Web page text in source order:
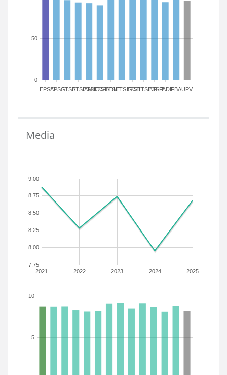
EPSAEPSGETSAETSIAMN
ETSICCP
ETSIADI
ETSIEETSIGCT
ETSIIETSINFETSITFADEFBAUPV
0
50
Media
2021 2022 2023 2024 2025
7.75
8.00
8.25
8.50
8.75
9.00
5
10